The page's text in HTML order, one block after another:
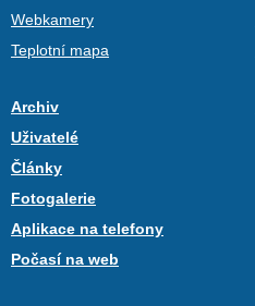
Webkamery
Teplotní mapa
Archiv
Uživatelé
Články
Fotogalerie
Aplikace na telefony
Počasí na web